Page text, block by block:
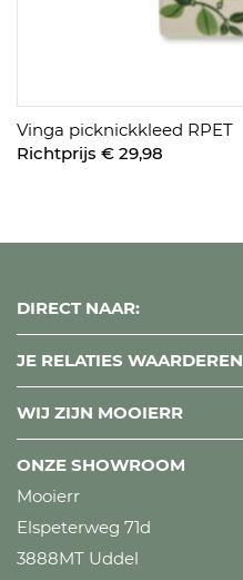
Vinga picknickkleed RPET
Richtprijs € 29,98
DIRECT NAAR:
JE RELATIES WAARDEREN
WIJ ZIJN MOOIERR
ONZE SHOWROOM
Mooierr
Elspeterweg 71d
3888MT Uddel